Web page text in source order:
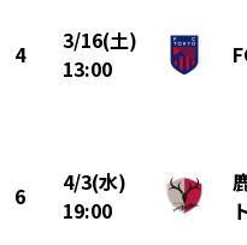
4
3/16(土)
13:00
6
4/3(水)
19:00